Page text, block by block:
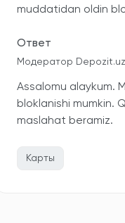
muddatidan oldin
Ответ
Модератор
Assalomu alaykum.
bloklanishi mumkin.
maslahat beramiz.
Карты